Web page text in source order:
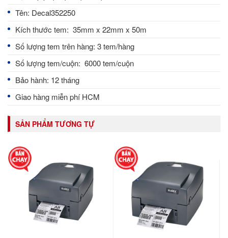
Tên: Decal352250
Kích thước tem: 35mm x 22mm x 50m
Số lượng tem trên hàng: 3 tem/hàng
Số lượng tem/cuộn: 6000 tem/cuộn
Bảo hành: 12 tháng
Giao hàng miễn phí HCM
SẢN PHẨM TƯƠNG TỰ